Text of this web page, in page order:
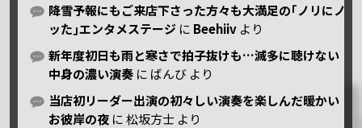
降雪予報にもご来店下さった方々も大満足の｢ノリにノ
ッた｣エンタメステージ に Beehiiv より
新年度初日も雨と寒さで拍子抜けも…滅多に聴けない
中身の濃い演奏 に ばんび より
当店初リーダー出演の初々しい演奏を楽しんだ暖かい
お彼岸の夜 に松坂方士 より